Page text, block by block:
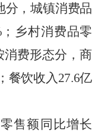
分，城镇消费品
；乡村消费品零
消费形态分，商
；餐饮收入 27.6亿
售额同比增长